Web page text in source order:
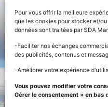
Pour vous offrir la meilleure
que les cookies pour stocker et/
données sont traitées par SDA
-Faciliter nos échanges
des publicités, contenus et
-Améliorer votre expérience
Vous pouvez modifier votre
Gérer le consentement » en bas
FOURNISSEUR
DE LA STREET FOOD